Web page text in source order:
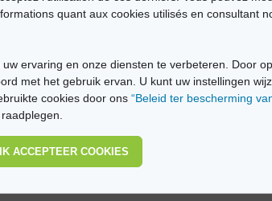
quant aux cookies utilisés en consultant
ervaring en onze diensten te verbeteren. Door
met het gebruik ervan. U kunt uw instellingen
cookies door ons“Beleid ter bescherming
ACCEPTEER COOKIES